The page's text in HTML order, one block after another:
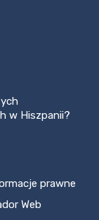
w Hiszpanii?
prawne
Web